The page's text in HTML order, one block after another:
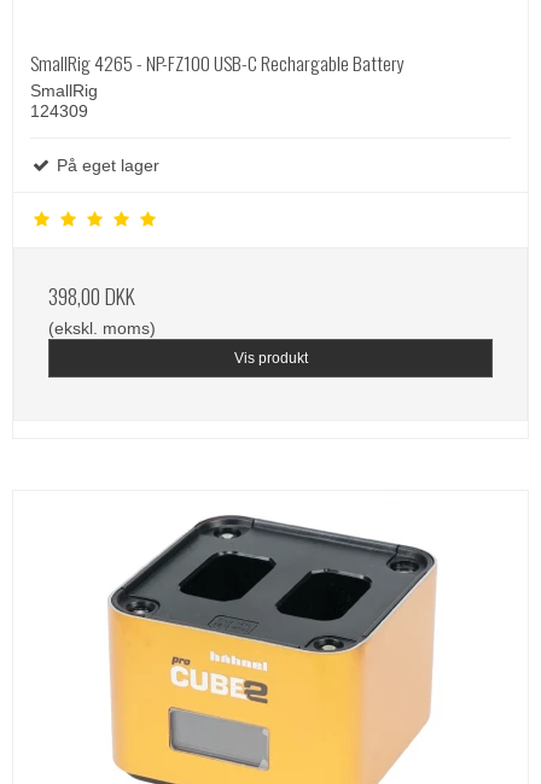
SmallRig 4265 - NP-FZ100 USB-C Rechargable Battery
SmallRig
124309
På eget lager
398,00 DKK
(ekskl. moms)
Vis produkt